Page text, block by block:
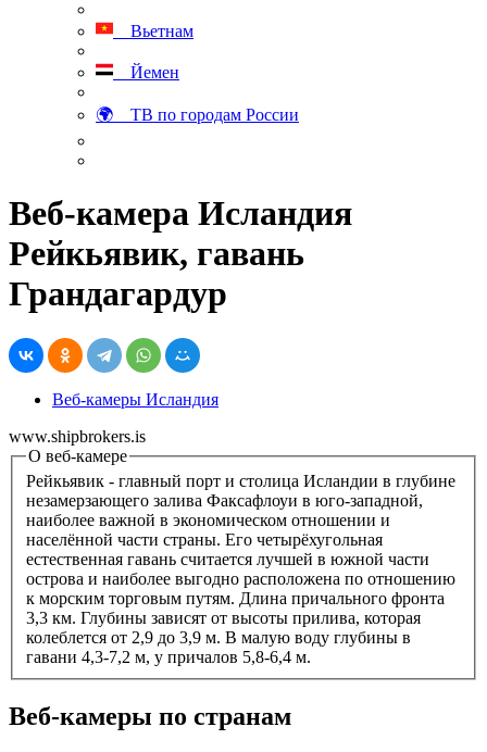
Вьетнам
Йемен
🌍 ТВ по городам России
Веб-камера Исландия
Рейкьявик, гавань
Грандагардур
Веб-камеры Исландия
www.shipbrokers.is
О веб-камере
Рейкьявик - главный порт и столица Исландии в глубине
незамерзающего залива Факсафлоуи в юго-западной,
наиболее важной в экономическом отношении и
населённой части страны. Его четырёхугольная
естественная гавань считается лучшей в южной части
острова и наиболее выгодно расположена по отношению
к морским торговым путям. Длина причального фронта
3,3 км. Глубины зависят от высоты прилива, которая
колеблется от 2,9 до 3,9 м. В малую воду глубины в
гавани 4,3-7,2 м, у причалов 5,8-6,4 м.
Веб-камеры по странам